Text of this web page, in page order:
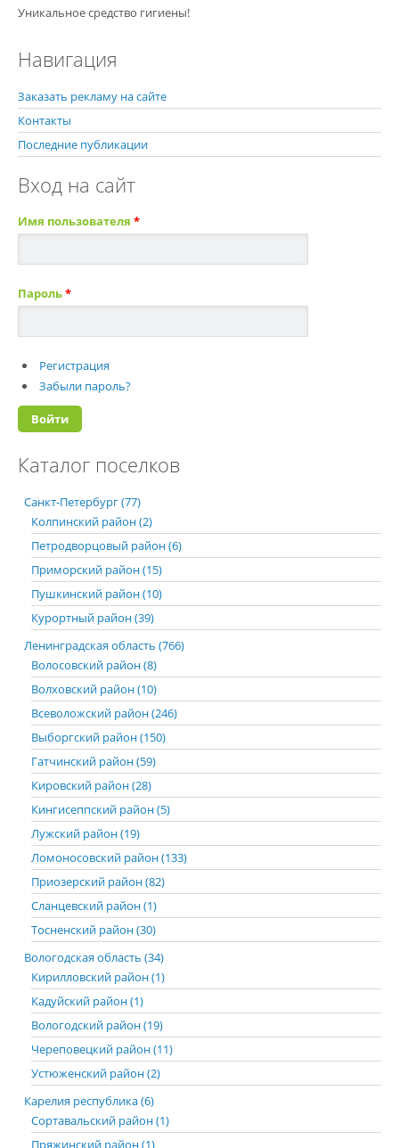
Уникальное средство гигиены!
Навигация
Заказать рекламу на сайте
Контакты
Последние публикации
Вход на сайт
Имя пользователя *
Пароль*
Регистрация
Забыли пароль?
Каталог поселков
Санкт-Петербург (77)
Колпинский район (2)
Петродворцовый район (6)
Приморский район (15)
Пушкинский район (10)
Курортный район (39)
Ленинградская область (766)
Волосовский район (8)
Волховский район (10)
Всеволожский район (246)
Выборгский район (150)
Гатчинский район (59)
Кировский район (28)
Кингисеппский район (5)
Лужский район (19)
Ломоносовский район (133)
Приозерский район (82)
Сланцевский район (1)
Тосненский район (30)
Вологодская область (34)
Кирилловский район (1)
Кадуйский район (1)
Вологодский район (19)
Череповецкий район (11)
Устюженский район (2)
Карелия республика (6)
Сортавальский район (1)
Пряжинский район (1)